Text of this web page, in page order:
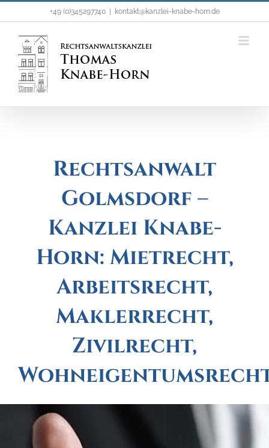
Inhalt
springen
+49 (0)345297740 kontakt@kanzlei-knabe-horn.de
Rechtsanwalt
Golmsdorf –
Kanzlei Knabe-
Horn: Mietrecht,
Arbeitsrecht,
Maklerrecht,
Zivilrecht,